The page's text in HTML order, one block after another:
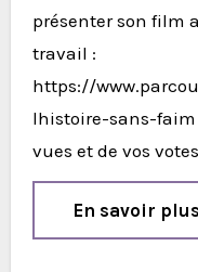
présenter son film
travail :
https://
lhistoire-sans-faim
vues et de vos
En savoir plus